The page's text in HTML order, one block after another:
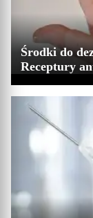
Środki do
Receptury